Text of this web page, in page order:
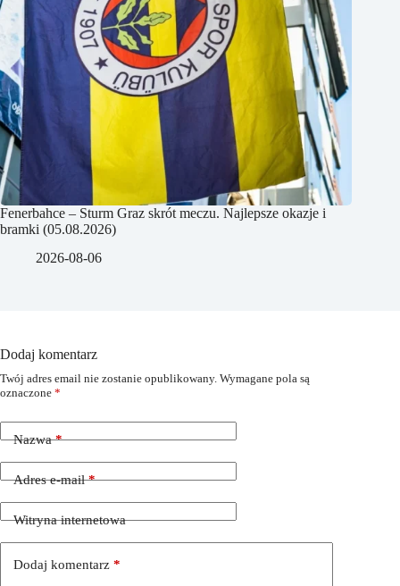
Fenerbahce – Sturm Graz skrót meczu. Najlepsze okazje i
bramki (05.08.2026)
2026-08-06
Dodaj komentarz
Twój adres email nie zostanie opublikowany. Wymagane pola są
oznaczone *
Nazwa*
Adres e-mail*
Witryna internetowa
Dodaj komentarz *